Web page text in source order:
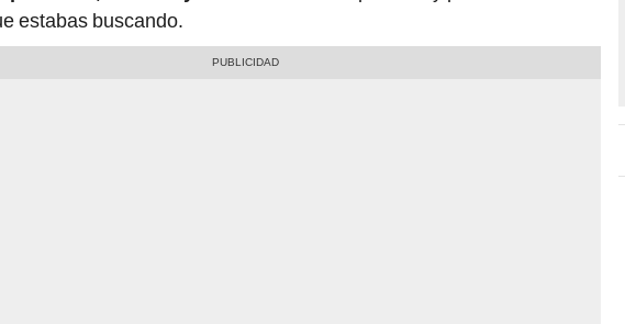
estabas buscando.